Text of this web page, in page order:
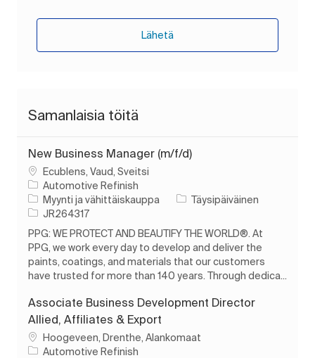
Lähetä
Samanlaisia töitä
New Business Manager (m/f/d)
PaikkaEcublens, Vaud, Sveitsi
Automotive Refinish
Luokka
Myynti ja vähittäiskauppa Työn tyyppi
Täysipäiväinen
Työn tunnus
JR264317
PPG: WE PROTECT AND BEAUTIFY THE WORLD®. At
PPG, we work every day to develop and deliver the
paints, coatings, and materials that our customers
have trusted for more than 140 years. Through dedica...
Associate Business Development Director
Allied, Affiliates & Export
PaikkaHoogeveen, Drenthe, Alankomaat
Automotive Refinish